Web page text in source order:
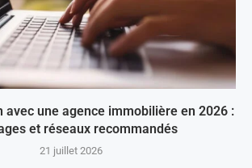
avec une agence immobilière en 2026 :
et réseaux recommandés
21 juillet 2026